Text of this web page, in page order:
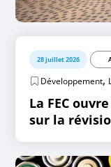
28 juillet 2026
Développement,
La FEC
sur la